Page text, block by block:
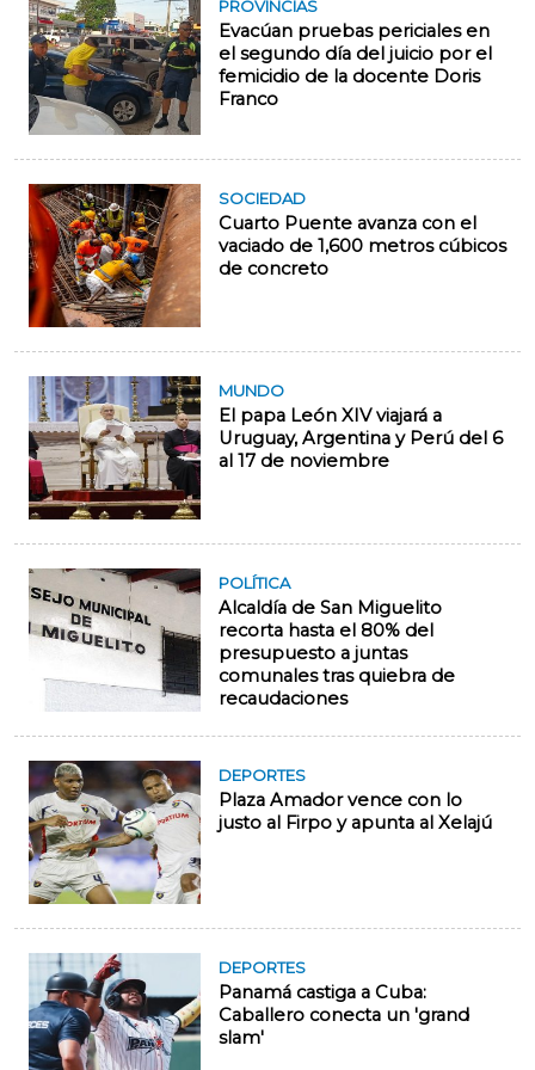
PROVINCIAS
Evacúan pruebas periciales en
el segundo día del juicio por el
femicidio de la docente Doris
Franco
SOCIEDAD
Cuarto Puente avanza con el
vaciado de 1,600 metros cúbicos
de concreto
MUNDO
El papa León XIV viajará a
Uruguay, Argentina y Perú del 6
al 17 de noviembre
POLÍTICA
Alcaldía de San Miguelito
recorta hasta el 80% del
presupuesto a juntas
comunales tras quiebra de
recaudaciones
DEPORTES
Plaza Amador vence con lo
justo al Firpo y apunta al Xelajú
DEPORTES
Panamá castiga a Cuba:
Caballero conecta un 'grand
slam'